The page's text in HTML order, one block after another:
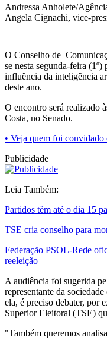
Andressa Anholete/
Angela Cignachi, vice-
O Conselho de
se nesta segunda-feira
influência da inteligência
deste ano.
O encontro será realizado
Costa, no Senado.
• Veja quem foi convidado
Publicidade
Leia Também:
Partidos têm até o dia 15
TSE cria conselho para
Federação PSOL-Rede
reeleição
A audiência foi sugerida
representante da
ela, é preciso debater, por
Superior Eleitoral (TSE)
"Também queremos